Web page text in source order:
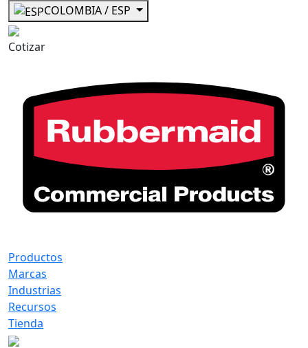
COLOMBIA / ESP
Cotizar
Productos
Marcas
Industrias
Recursos
Tienda